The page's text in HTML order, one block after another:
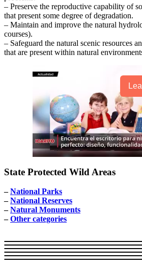
– Preserve the reproductive capability of
that present some degree of degradation.
– Maintain and improve the natural
courses).
– Safeguard the natural scenic resources
that are present within natural
State Protected Wild Areas
– National Parks
– National Reserves
– Natural Monuments
– Other categories